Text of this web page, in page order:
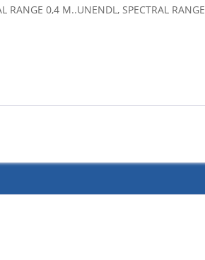
RANGE 0,4 M..UNENDL, SPECTRAL RANGE